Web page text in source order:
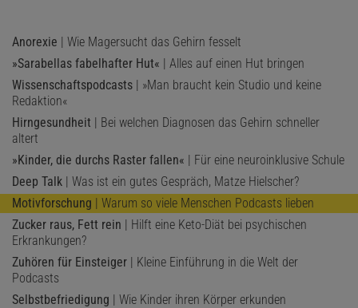
Anorexie | Wie Magersucht das Gehirn fesselt
»Sarabellas fabelhafter Hut« | Alles auf einen Hut bringen
Wissenschaftspodcasts | »Man braucht kein Studio und keine
Redaktion«
Hirngesundheit | Bei welchen Diagnosen das Gehirn schneller
altert
»Kinder, die durchs Raster fallen« | Für eine neuroinklusive Schule
Deep Talk | Was ist ein gutes Gespräch, Matze Hielscher?
Motivforschung | Warum so viele Menschen Podcasts lieben
Zucker raus, Fett rein | Hilft eine Keto-Diät bei psychischen
Erkrankungen?
Zuhören für Einsteiger | Kleine Einführung in die Welt der
Podcasts
Selbstbefriedigung | Wie Kinder ihren Körper erkunden